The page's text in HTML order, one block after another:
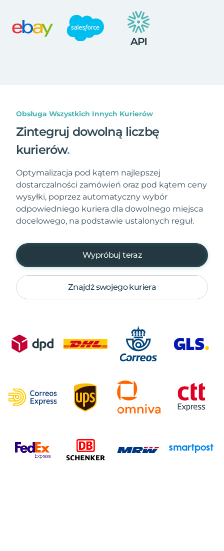
Obsługa Wszystkich Innych Kurierów
Zintegruj dowolną liczbę
kurierów.
Optymalizacja pod kątem najlepszej
dostarczalności zamówień oraz pod kątem ceny
wysyłki, poprzez automatyczny wybór
odpowiedniego kuriera dla dowolnego miejsca
docelowego, na podstawie ustalonych reguł.
Wypróbuj teraz
Znajdź swojego kuriera